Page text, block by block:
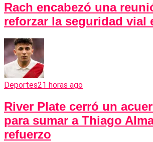
Rach encabezó una
reforzar la seguridad vial
Deportes21 horas ago
River Plate cerró un
para sumar a Thiago
refuerzo